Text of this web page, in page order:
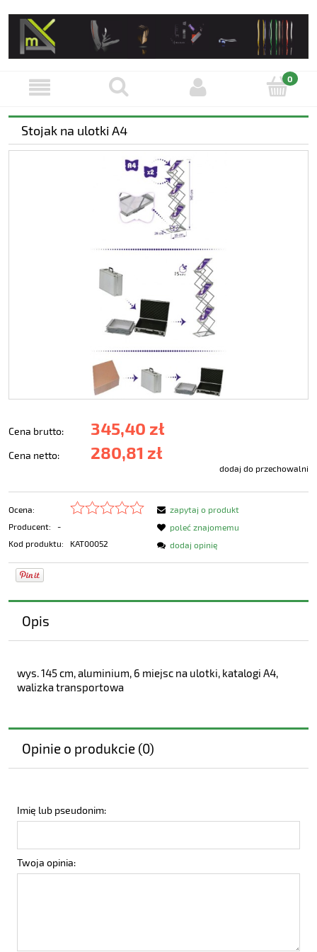
Stojak na ulotki A4
Cena brutto: 345,40 zł
Cena netto: 280,81 zł
dodaj do przechowalni
Ocena:
Producent:
-
Kod produktu:
KAT00052
zapytaj o produkt
poleć znajomemu
dodaj opinię
Opis
wys. 145 cm, aluminium, 6 miejsc na ulotki, katalogi A4,
walizka transportowa
Opinie o produkcie (0)
Imię lub pseudonim:
Twoja opinia: